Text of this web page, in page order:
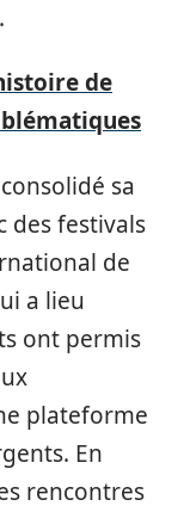
de
sa
des festivals
de
a lieu
ont permis
plateforme
En
rencontres